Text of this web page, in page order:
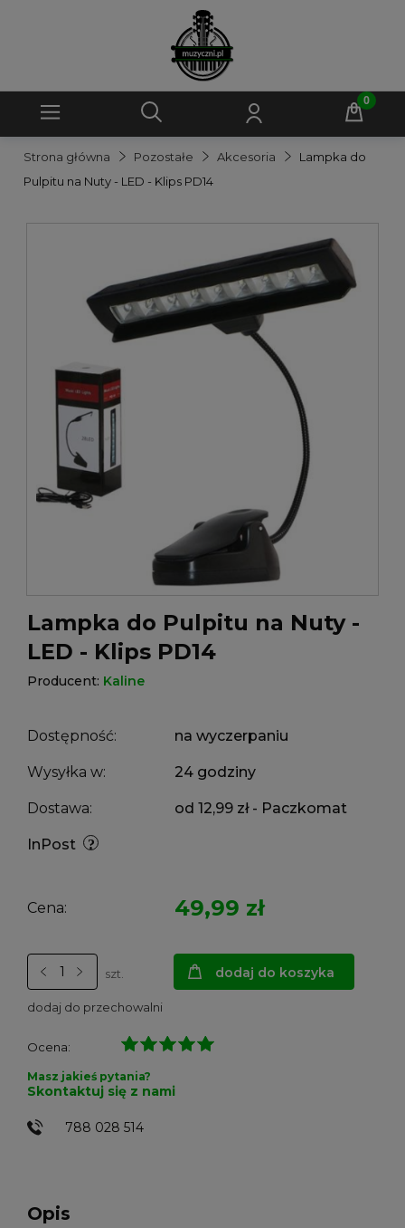
Strona główna Pozostałe Akcesoria
Lampka do
Pulpitu na Nuty - LED - Klips PD14
Lampka do Pulpitu na Nuty -
LED - Klips PD14
Producent: Kaline
Dostępność: na wyczerpaniu
Wysyłka w: 24 godziny
Dostawa: od 12,99 zł - Paczkomat
InPost
Cena: 49,99 zł
szt. dodaj do koszyka
dodaj do przechowalni
Ocena:
Masz jakieś pytania?
Skontaktuj się z nami
788 028 514
Opis